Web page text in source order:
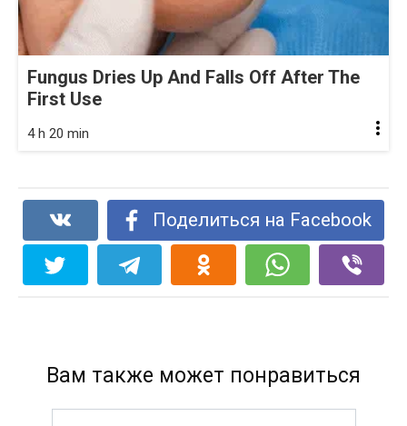
Fungus Dries Up And Falls Off After The
First Use
4 h 20 min
Поделиться на Facebook
Вам также может понравиться